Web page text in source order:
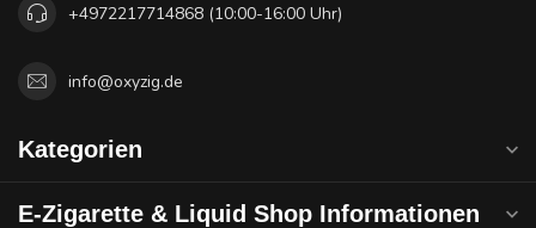
+4972217714868 (10:00-16:00 Uhr)
info@oxyzig.de
Kategorien
E-Zigarette & Liquid Shop Informationen